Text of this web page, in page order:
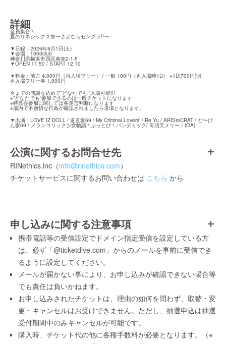
詳細
全員集合！
夏のリネシックス祭〜さよならセンクラ!!〜
▼日程：2026年8月1日(土)
▼会場：1000club
神奈川県横浜市西区南幸2-1-5
▼OPEN 11:50 / START 12:10
▼料金：前方 4,000円（再入場フリー） / 一般 100円（再入場時1D） +1D(700円別)
再入場フリー券 1,000円
今までの感謝を込めて”どなたでも!”入場可能!!!
※”どなたでも”参加できるのは一般チケットになります
※特典会参加に関しては各運営判断になります
※場内で不適切な行為が確認されましたら退場となります。
▼出演：LOVE IZ DOLL / 道玄坂69 / My Criminal Lovers' / Re:Yu / ARIStoCRAT / ど〜げ
ん坂69 / メランコリック少女物語 / ぶっとび！パンデミック/ 有頂天メリー！(OA)
公演に関するお問合せ先
RINethics.inc（info@rinethics.com）
チケットサービスに関するお問い合わせは こちら から
申し込みに関する注意事項
携帯電話等の受信設定でドメイン指定受信を設定している方
は、必ず「@ticketdive.com」からのメールを事前に受信でき
るように設定してください。
メールが届かない事により、お申し込みが確認できない場合等
でも責任は負いかねます。
お申し込みされたチケットは、理由の如何を問わず、取替・変
更・キャンセルはお受けできません。ただし、抽選申込は抽選
受付期間中のみキャンセルが可能です。
購入時、チケット代の他に各種手数料が必要となります。（※